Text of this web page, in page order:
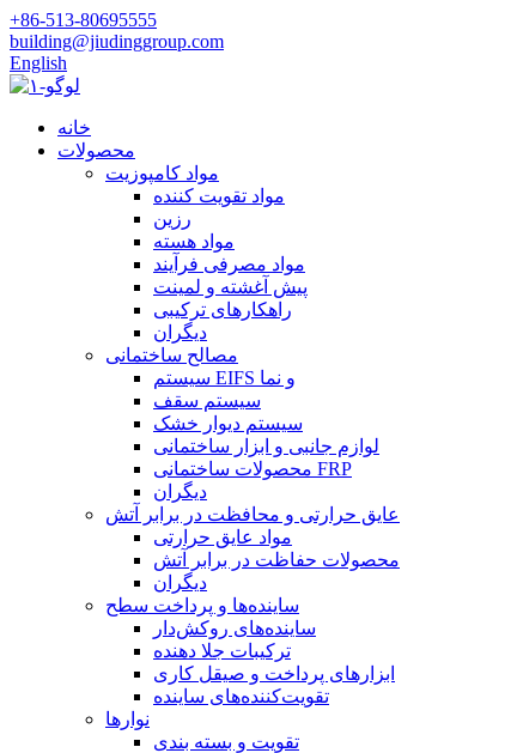
‎+86-513-80695555‎
building@jiudinggroup.com
English
خانه
محصولات
مواد کامپوزیت
مواد تقویت کننده
رزین
مواد هسته
مواد مصرفی فرآیند
پیش آغشته و لمینت
راهکارهای ترکیبی
دیگران
مصالح ساختمانی
سیستم EIFS و نما
سیستم سقف
سیستم دیوار خشک
لوازم جانبی و ابزار ساختمانی
محصولات ساختمانی FRP
دیگران
عایق حرارتی و محافظت در برابر آتش
مواد عایق حرارتی
محصولات حفاظت در برابر آتش
دیگران
ساینده‌ها و پرداخت سطح
ساینده‌های روکش‌دار
ترکیبات جلا دهنده
ابزارهای پرداخت و صیقل کاری
تقویت‌کننده‌های ساینده
نوارها
تقویت و بسته بندی